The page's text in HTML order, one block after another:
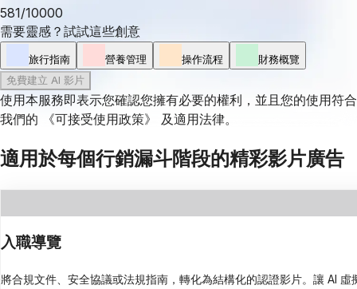
581/10000
需要靈感？試試這些創意
旅行指南 營養管理 操作流程 財務概覽
免費建立 AI 影片
使用本服務即表示您確認您擁有必要的權利，並且您的使用符合
我們的
《可接受使用政策》 及適用法律。
適用於每個行銷漏斗階段的精彩影片廣告
入職導覽
將合規文件、安全協議或法規指南，轉化為結構化的認證影片。讓 AI